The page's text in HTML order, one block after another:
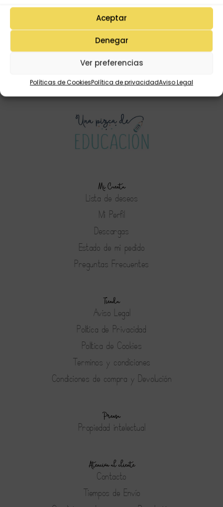
Aceptar
Denegar
Ver preferencias
Políticas de CookiesPolítica de privacidadAviso Legal
Camiseta «MAESTRA QUE
ENSEÑA CON EL CORAZÓN»
€
Mi Cuenta
Lista de deseos
Mi Perfil
Descargas
Estado de mi pedido
Preguntas Frecuentes
Tienda
Aviso Legal
Política de Privacidad
Política de Cookies
Terminos y condiciones
Condiciones de compra y Devolución
Prensa
Propiedad intelectual
Atención al cliente
Contacto
Tiempos de Envío